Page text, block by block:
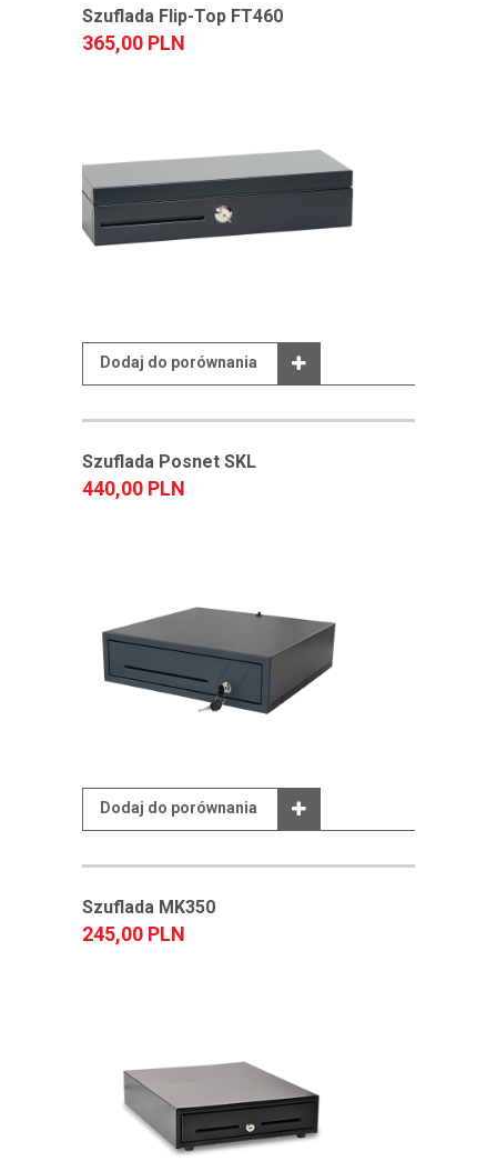
Szuflada Flip-Top FT460
365,00 PLN
Dodaj do porównania
Szuflada Posnet SKL
440,00 PLN
Dodaj do porównania
Szuflada MK350
245,00 PLN